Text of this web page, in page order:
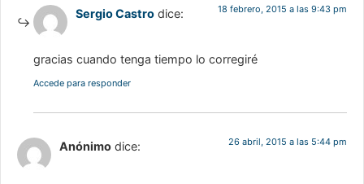
Sergio Castro dice: 18 febrero, 2015 a las 9:43 pm
gracias cuando tenga tiempo lo corregiré
Accede para responder
Anónimo dice: 26 abril, 2015 a las 5:44 pm